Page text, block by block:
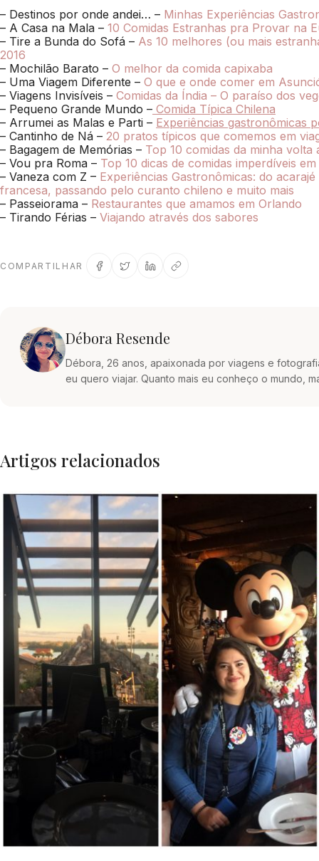
– Destinos por onde andei… – Minhas Experiências
– A Casa na Mala – 10 Comidas Estranhas pra Provar na
– Tire a Bunda do Sofá – As 10 melhores (ou mais
2016
– Mochilão Barato – O melhor da comida capixaba
– Uma Viagem Diferente – O que e onde comer em
– Viagens Invisíveis – Comidas da Índia – O paraíso dos
– Pequeno Grande Mundo – Comida Típica Chilena
– Arrumei as Malas e Parti – Experiências gastronômicas
– Cantinho de Ná – 20 pratos típicos que comemos em
– Bagagem de Memórias – Top 10 comidas da minha volta
– Vou pra Roma – Top 10 dicas de comidas imperdíveis
– Vaneza com Z – Experiências Gastronômicas: do
francesa, passando pelo curanto chileno e muito mais
– Passeiorama – Restaurantes que amamos em Orlando
– Tirando Férias – Viajando através dos sabores
COMPARTILHAR
Débora Resende
Débora, 26 anos, apaixonada por viagens e
eu quero viajar. Quanto mais eu conheço o mundo,
Artigos relacionados